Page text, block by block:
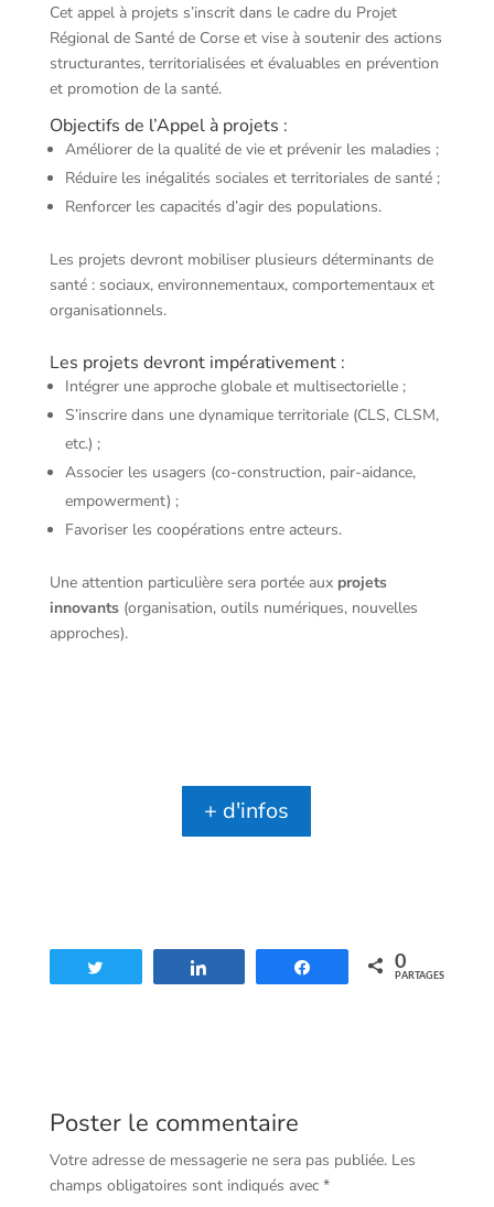
Cet appel à projets s’inscrit dans le cadre du Projet
Régional de Santé de Corse et vise à soutenir des actions
structurantes, territorialisées et évaluables en prévention
et promotion de la santé.
Objectifs de l’Appel à projets :
Améliorer de la qualité de vie et prévenir les maladies ;
Réduire les inégalités sociales et territoriales de santé ;
Renforcer les capacités d’agir des populations.
Les projets devront mobiliser plusieurs déterminants de
santé : sociaux, environnementaux, comportementaux et
organisationnels.
Les projets devront impérativement :
Intégrer une approche globale et multisectorielle ;
S’inscrire dans une dynamique territoriale (CLS, CLSM,
etc.) ;
Associer les usagers (co-construction, pair-aidance,
empowerment) ;
Favoriser les coopérations entre acteurs.
Une attention particulière sera portée aux projets
innovants(organisation, outils numériques, nouvelles
approches).
+ d'infos
Partagez 0
PARTAGES
Poster le commentaire
Votre adresse de messagerie ne sera pas publiée.Les
champs obligatoires sont indiqués avec *